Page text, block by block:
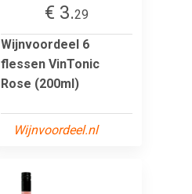
€ 3.29
Wijnvoordeel 6
flessen VinTonic
Rose (200ml)
Wijnvoordeel.nl